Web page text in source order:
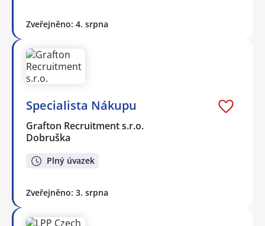
Zveřejněno: 4. srpna
Specialista Nákupu
Grafton Recruitment s.r.o.
Dobruška
Plný úvazek
Zveřejněno: 3. srpna